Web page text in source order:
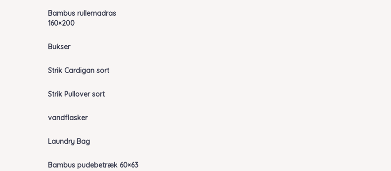
Bambus rullemadras
160×200
Bukser
Strik Cardigan sort
Strik Pullover sort
vandflasker
Laundry Bag
Bambus pudebetræk 60×63